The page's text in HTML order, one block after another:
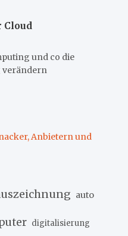
Cloud
und co die
Anbietern und
auto
digitalisierung